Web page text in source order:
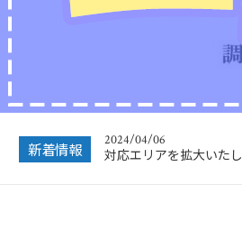
新着情報
フリーボイス（0120番
2024/04/06
対応エリアを拡大いた